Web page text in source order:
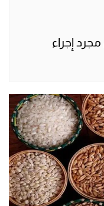
إجراء